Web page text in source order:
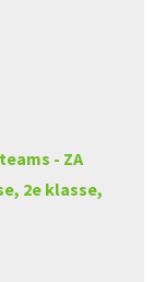
- ZA
2e klasse,